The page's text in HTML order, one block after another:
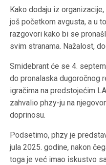
Kako dodaju iz
još početkom avgusta, a u
razgovori kako bi se
svim stranama. Nažalost,
Smidebrant će se 4.
do pronalaska dugoročnog
igračima na predstojećim
zahvalio phzy-ju na
doprinosu.
Podsetimo, phzy je
jula 2025. godine, nakon
toga je već imao iskustvo